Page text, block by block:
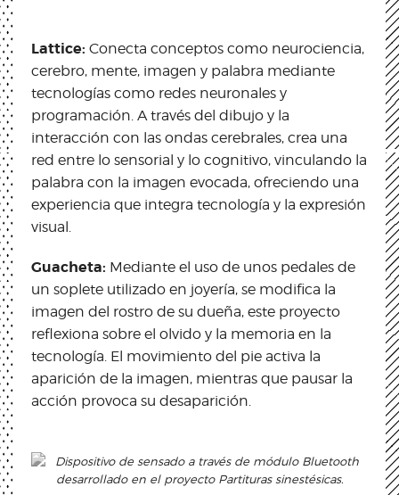
Lattice: Conecta conceptos como neurociencia,
cerebro, mente, imagen y palabra mediante
tecnologías como redes neuronales y
programación. A través del dibujo y la
interacción con las ondas cerebrales, crea una
red entre lo sensorial y lo cognitivo, vinculando la
palabra con la imagen evocada, ofreciendo una
experiencia que integra tecnología y la expresión
visual.
Guacheta: Mediante el uso de unos pedales de
un soplete utilizado en joyería, se modifica la
imagen del rostro de su dueña, este proyecto
reflexiona sobre el olvido y la memoria en la
tecnología. El movimiento del pie activa la
aparición de la imagen, mientras que pausar la
acción provoca su desaparición.